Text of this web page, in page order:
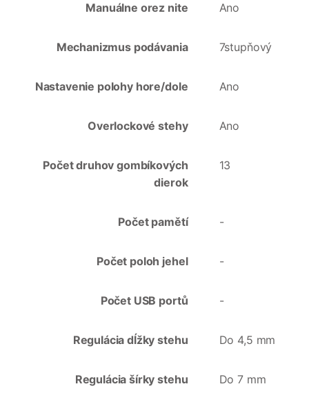
Manuálne orez nite Ano
Mechanizmus podávania 7stupňový
Nastavenie polohy hore/dole Ano
Overlockové stehy Ano
Počet druhov gombíkových
dierok
13
Počet pamětí -
Počet poloh jehel -
Počet USB portů -
Regulácia dĺžky stehu Do 4,5 mm
Regulácia šírky stehu Do 7 mm